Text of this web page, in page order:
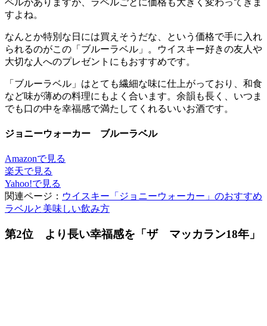
すよね。
なんとか特別な日には買えそうだな、という価格で手に入れ
られるのがこの「ブルーラベル」。ウイスキー好きの友人や
大切な人へのプレゼントにもおすすめです。
「ブルーラベル」はとても繊細な味に仕上がっており、和食
など味が薄めの料理にもよく合います。余韻も長く、いつま
でも口の中を幸福感で満たしてくれるいいお酒です。
ジョニーウォーカー ブルーラベル
Amazonで見る
楽天で見る
Yahoo!で見る
関連ページ： ウイスキー「ジョニーウォーカー」のおすすめ
ラベルと美味しい飲み方
第2位 より長い幸福感を「ザ マッカラン18年」